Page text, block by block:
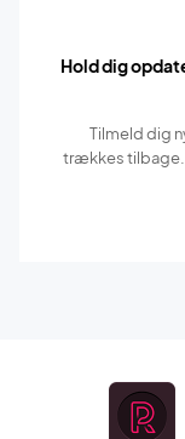
Hold dig
Tilmeld dig
trækkes tilbage.